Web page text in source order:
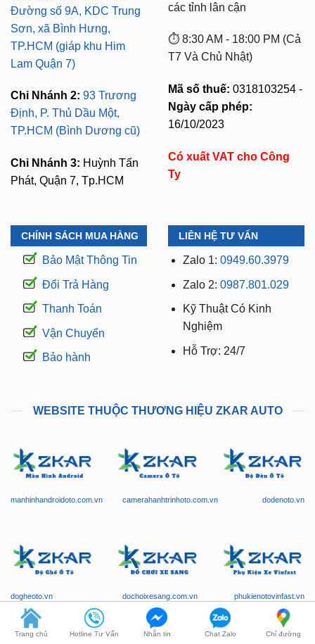
Đường số 9A, KDC Trung
Sơn, xã Bình Hưng,
TP.HCM (giáp khu Him
Lam Quận 7)
Chi Nhánh 2: 93 Trương
Định, P. Thủ Dầu Một,
TP.HCM (Bình Dương cũ)
Chi Nhánh 3: Huỳnh Tấn
Phát, Quận 7, Tp.HCM
các tỉnh lân cận
⏱️ 8:30 AM - 18:00 PM (Cả
T7 Và Chủ Nhật)
Mã số thuế: 0318103254 -
Ngày cấp phép:
16/10/2023
Có xuất VAT cho Công
Ty
CHÍNH SÁCH MUA HÀNG
Bảo Mật Thông Tin
Đổi Trả Hàng
Thanh Toán
Vận Chuyển
Bảo hành
LIÊN HỆ TƯ VẤN
Zalo 1: 0949.60.3979
Zalo 2: 0987.801.029
Kỹ Thuật Có Kinh
Nghiệm
Hỗ Trợ: 24/7
WEBSITE THUỘC THƯƠNG HIỆU ZKAR AUTO
manhinhandroidoto.com.vn camerahanhtrinhoto.com.vn dodenoto.vn
dogheoto.vn dochoixesang.com.vn phukienotovinfast.vn
Trang chủ Hotline Tư Vấn Nhắn tin Chat Zalo Chỉ đường